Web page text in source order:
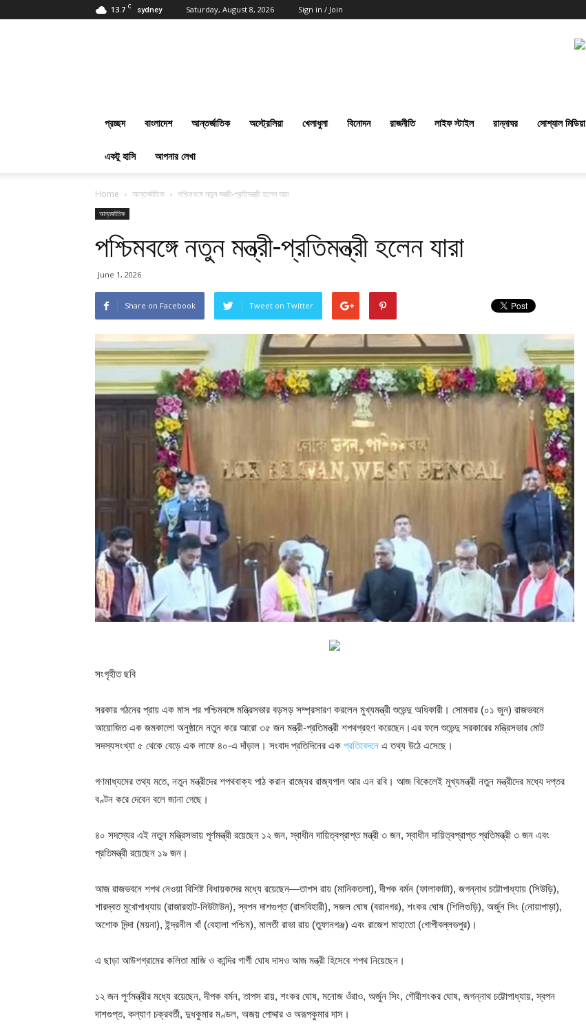
13.7 C sydney Saturday, August 8, 2026 Sign in / Join
Bangla
প্রচ্ছদ বাংলাদেশ আন্তর্জাতিক অস্ট্রেলিয়া খেলাধুলা বিনোদন রাজনীতি লাইফ স্টাইল রান্নাঘর সোশ্যাল মিডিয়া
একটু হাসি আপনার লেখা
Home আন্তর্জাতিক পশ্চিমবঙ্গে নতুন মন্ত্রী-প্রতিমন্ত্রী হলেন যারা
আন্তর্জাতিক
পশ্চিমবঙ্গে নতুন মন্ত্রী-প্রতিমন্ত্রী হলেন যারা
June 1, 2026
Share on Facebook Tweet on Twitter
সংগৃহীত ছবি
সরকার গঠনের প্রায় এক মাস পর পশ্চিমবঙ্গে মন্ত্রিসভার বড়সড় সম্প্রসারণ করলেন মুখ্যমন্ত্রী শুভেন্দু অধিকারী। সোমবার (০১ জুন) রাজভবনে
আয়োজিত এক জমকালো অনুষ্ঠানে নতুন করে আরো ৩৫ জন মন্ত্রী-প্রতিমন্ত্রী শপথগ্রহণ করেছেন।এর ফলে শুভেন্দু সরকারের মন্ত্রিসভার মোট
সদস্যসংখ্যা ৫ থেকে বেড়ে এক লাফে ৪০-এ দাঁড়াল। সংবাদ প্রতিদিনের এক প্রতিবেদনে এ তথ্য উঠে এসেছে।
গণমাধ্যমের তথ্য মতে, নতুন মন্ত্রীদের শপথবাক্য পাঠ করান রাজ্যের রাজ্যপাল আর এন রবি। আজ বিকেলেই মুখ্যমন্ত্রী নতুন মন্ত্রীদের মধ্যে দপ্তর
বণ্টন করে দেবেন বলে জানা গেছে।
৪০ সদস্যের এই নতুন মন্ত্রিসভায় পূর্ণমন্ত্রী রয়েছেন ১২ জন, স্বাধীন দায়িত্বপ্রাপ্ত মন্ত্রী ৩ জন, স্বাধীন দায়িত্বপ্রাপ্ত প্রতিমন্ত্রী ৩ জন এবং
প্রতিমন্ত্রী রয়েছেন ১৯ জন।
আজ রাজভবনে শপথ নেওয়া বিশিষ্ট বিধায়কদের মধ্যে রয়েছেন—তাপস রায় (মানিকতলা), দীপক বর্মন (ফালাকাটা), জগন্নাথ চট্টোপাধ্যায় (সিউড়ি),
শারদ্বত মুখোপাধ্যায় (রাজারহাট-নিউটাউন), স্বপন দাশগুপ্ত (রাসবিহারী), সজল ঘোষ (বরানগর), শংকর ঘোষ (শিলিগুড়ি), অর্জুন সিং (নোয়াপাড়া),
অশোক দিন্দা (ময়না), ইন্দ্রনীল খাঁ (বেহালা পশ্চিম), মালতী রাভা রায় (তুফানগঞ্জ) এবং রাজেশ মাহাতো (গোপীবল্লভপুর)।
এ ছাড়া আউশগ্রামের কলিতা মাজি ও কান্দির গার্গী ঘোষ দাসও আজ মন্ত্রী হিসেবে শপথ নিয়েছেন।
১২ জন পূর্ণমন্ত্রীর মধ্যে রয়েছেন, দীপক বর্মন, তাপস রায়, শংকর ঘোষ, মনোজ ওঁরাও, অর্জুন সিং, গৌরীশংকর ঘোষ, জগন্নাথ চট্টোপাধ্যায়, স্বপন
দাশগুপ্ত, কল্যাণ চক্রবর্তী, দুধকুমার মণ্ডল, অজয় পোদ্দার ও অরূপকুমার দাস।